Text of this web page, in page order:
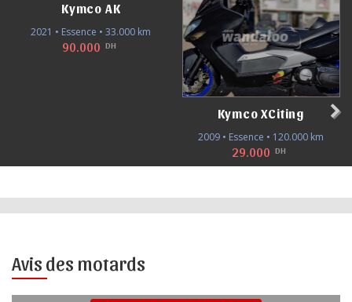
Kymco AK
2021 • Essence • 33.000 km
90.000 DH
Kymco XCiting
2009 • Essence • 120.000 km
29.000 DH
Avis des motards